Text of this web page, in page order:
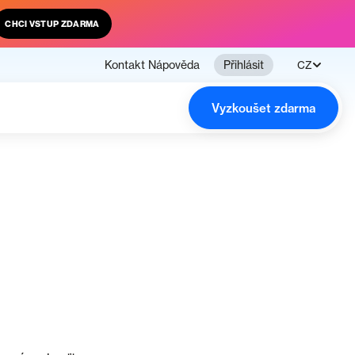
CHCI VSTUP ZDARMA
Kontakt Nápověda Přihlásit CZ
Vyzkoušet zdarma